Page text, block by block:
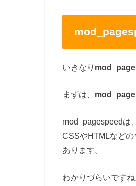
いきなり
まずは、
mod_pagespeedは
CSSやHTMLなど
あります。
わかりづらいですね